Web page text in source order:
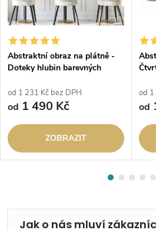
Abstraktní obraz na plátně -
Doteky hlubin barevných
od 1 231 Kč bez DPH
od 1 490 Kč
ZOBRAZIT
od 1
od